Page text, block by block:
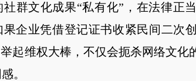
群文化成果“私有化”，在法律正
企业凭借登记证书收紧民间二次
起维权大棒，不仅会扼杀网络文化
。